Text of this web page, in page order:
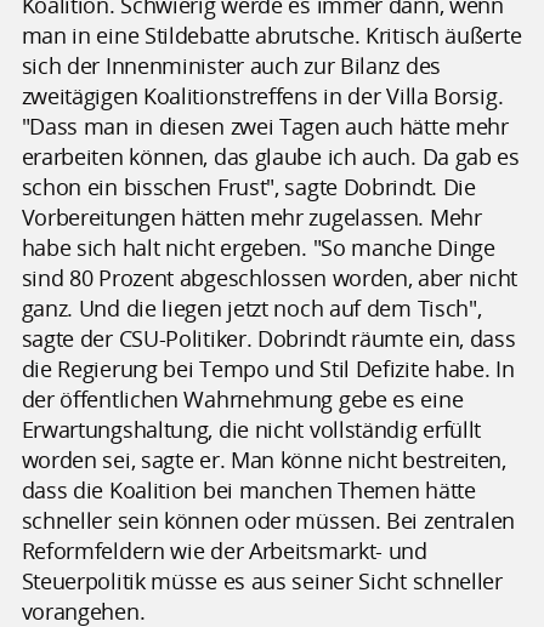
man in eine Stildebatte abrutsche. Kritisch äußerte
sich der Innenminister auch zur Bilanz des
zweitägigen Koalitionstreffens in der Villa Borsig.
"Dass man in diesen zwei Tagen auch hätte mehr
erarbeiten können, das glaube ich auch. Da gab es
schon ein bisschen Frust", sagte Dobrindt. Die
Vorbereitungen hätten mehr zugelassen. Mehr
habe sich halt nicht ergeben. "So manche Dinge
sind 80 Prozent abgeschlossen worden, aber nicht
ganz. Und die liegen jetzt noch auf dem Tisch",
sagte der CSU-Politiker. Dobrindt räumte ein, dass
die Regierung bei Tempo und Stil Defizite habe. In
der öffentlichen Wahrnehmung gebe es eine
Erwartungshaltung, die nicht vollständig erfüllt
worden sei, sagte er. Man könne nicht bestreiten,
dass die Koalition bei manchen Themen hätte
schneller sein können oder müssen. Bei zentralen
Reformfeldern wie der Arbeitsmarkt- und
Steuerpolitik müsse es aus seiner Sicht schneller
vorangehen.